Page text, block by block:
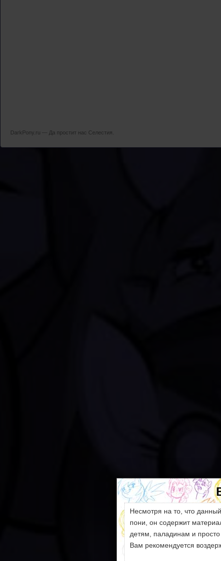
DarkPony.ru — Да простит нас Селестия.
Несмотря на то, что
пони, он содержит
детям, паладинам и
Вам рекомендуется